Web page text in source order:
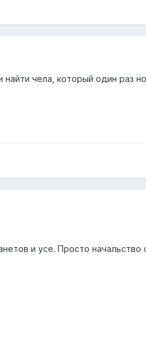
найти чела, который один
и усе. Просто